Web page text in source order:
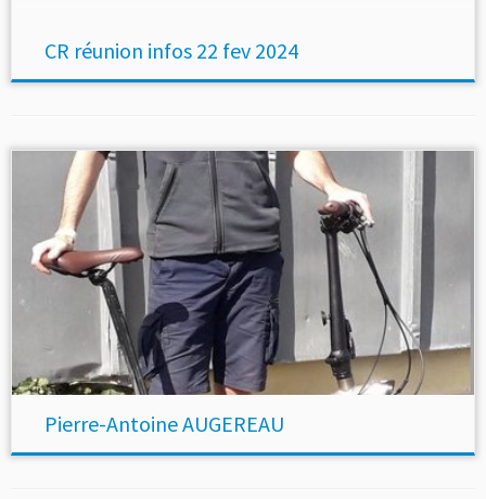
début– Un […]
CR réunion infos 22 fev 2024
Pierre-Antoine AUGEREAU